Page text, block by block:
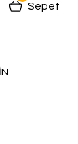
Sepet